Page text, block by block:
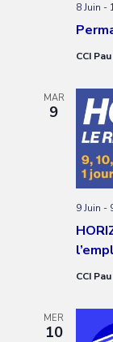
8 Juin -
CCI
MAR
9
9 Juin -
CCI
MER
10